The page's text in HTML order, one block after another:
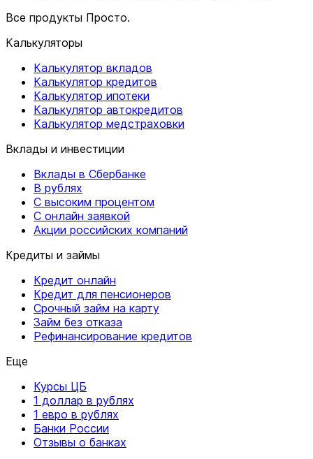
Все продукты Просто.
Калькуляторы
Калькулятор вкладов
Калькулятор кредитов
Калькулятор ипотеки
Калькулятор автокредитов
Калькулятор медстраховки
Вклады и инвестиции
Вклады в Сбербанке
В рублях
С высоким процентом
С онлайн заявкой
Акции российских компаний
Кредиты и займы
Кредит онлайн
Кредит для пенсионеров
Срочный займ на карту
Займ без отказа
Рефинансирование кредитов
Еще
Курсы ЦБ
1 доллар в рублях
1 евро в рублях
Банки России
Отзывы о банках